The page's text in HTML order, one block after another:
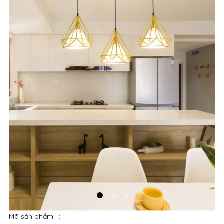
Mã sản phẩm
:
Phân loại
: Đèn thả trần
Thương hiệu
:
Lượt xem
1,850,000đ